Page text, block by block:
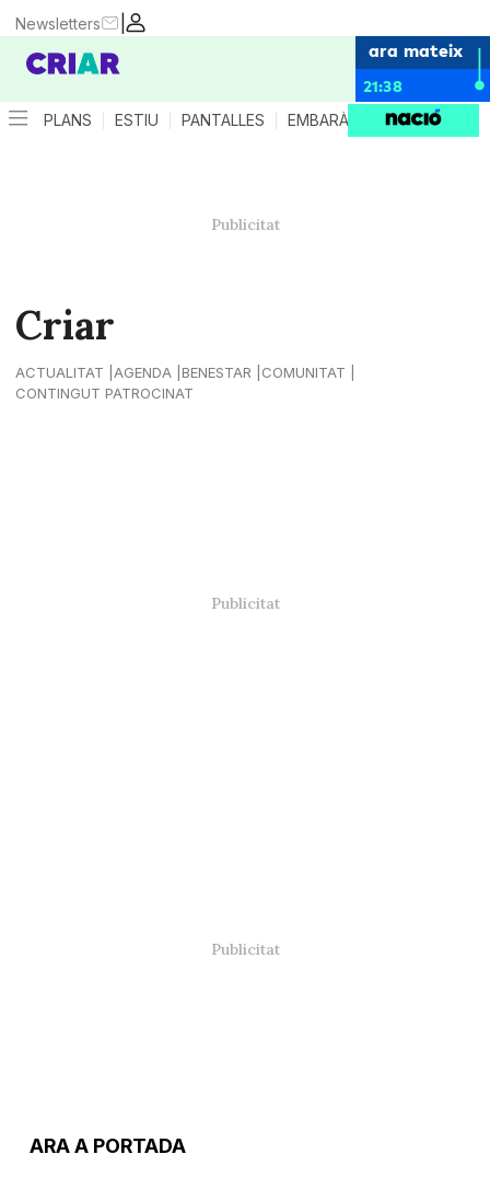
|
Newsletters
ara mateix
21:38
PLANS ESTIU PANTALLES EMBARÀS CRIANÇA
Criar
ACTUALITAT AGENDA BENESTAR
COMUNITAT
CONTINGUT PATROCINAT
ARA A PORTADA